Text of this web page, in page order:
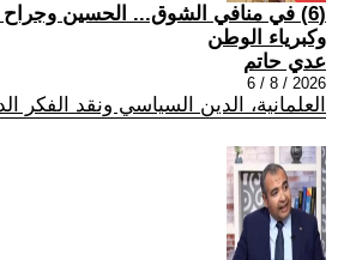
(6) في منافي الشوق... الحسين وجراح
وكبرياء الوطن
عدي حاتم
2026 / 8 / 6
العلمانية، الدين السياسي ونقد الفكر